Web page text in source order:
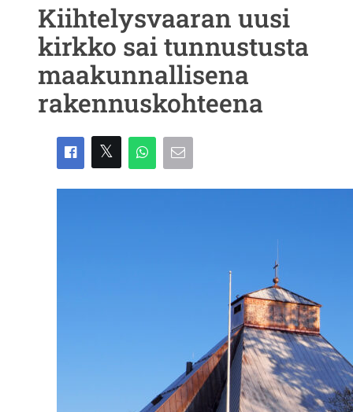
Kiihtelysvaaran uusi
kirkko sai tunnustusta
maakunnallisena
rakennuskohteena